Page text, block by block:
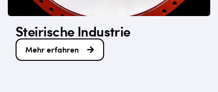
Steirische Industrie
Mehr erfahren